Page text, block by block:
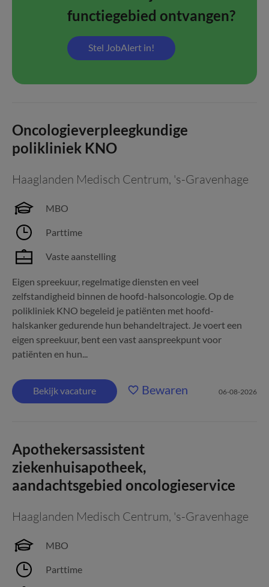
functiegebied ontvangen?
Stel JobAlert in!
Oncologieverpleegkundige
polikliniek KNO
Haaglanden Medisch Centrum, 's-Gravenhage
MBO
Parttime
Vaste aanstelling
Eigen spreekuur, regelmatige diensten en veel
zelfstandigheid binnen de hoofd-halsoncologie. Op de
polikliniek KNO begeleid je patiënten met hoofd-
halskanker gedurende hun behandeltraject. Je voert een
eigen spreekuur, bent een vast aanspreekpunt voor
patiënten en hun...
Bekijk vacature Bewaren 06-08-2026
Apothekersassistent
ziekenhuisapotheek,
aandachtsgebied oncologieservice
Haaglanden Medisch Centrum, 's-Gravenhage
MBO
Parttime